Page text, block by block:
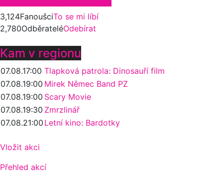
3,124FanoušciTo se mi líbí
2,780OdběrateléOdebírat
Kam v regionu
07.08.17:00 Tlapková patrola: Dinosauří film
07.08.19:00 Mirek Němec Band PZ
07.08.19:00 Scary Movie
07.08.19:30 Zmrzlinář
07.08.21:00 Letní kino: Bardotky
Vložit akci
Přehled akcí